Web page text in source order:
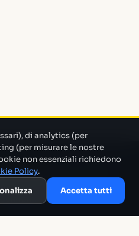
ti porta solo quello che serve.
di analytics (per
(per misurare le nostre
non essenziali richiedono
Policy.
Accetta tutti